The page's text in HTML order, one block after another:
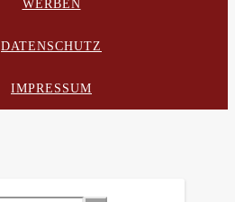
WERBEN
DATENSCHUTZ
IMPRESSUM